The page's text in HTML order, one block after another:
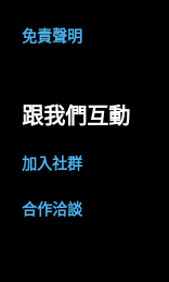
免責聲明
跟我們互動
加入社群
合作洽談